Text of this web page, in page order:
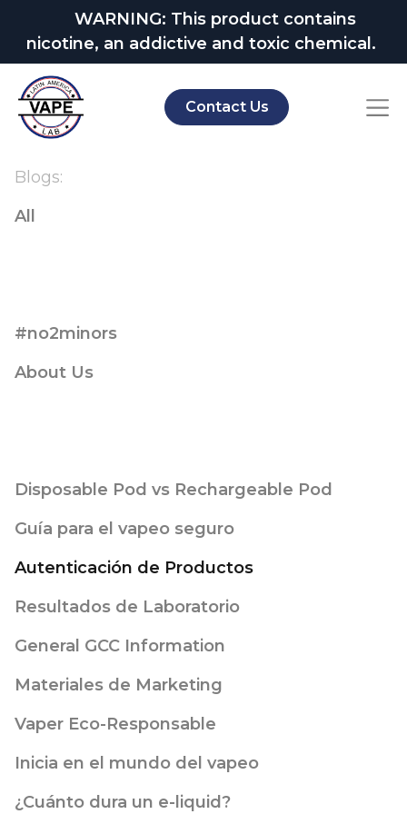
WARNING: This product contains
nicotine, an addictive and toxic chemical.
Contact Us
Blogs:
All
#no2minors
About Us
Disposable Pod vs Rechargeable Pod
Guía para el vapeo seguro
Autenticación de Productos
Resultados de Laboratorio
General GCC Information
Materiales de Marketing
Vaper Eco-Responsable
Inicia en el mundo del vapeo
¿Cuánto dura un e-liquid?